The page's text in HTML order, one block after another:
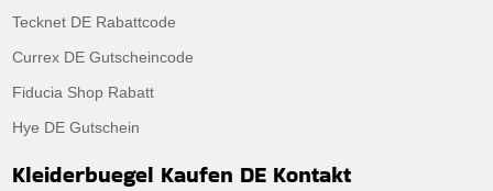
Tecknet DE Rabattcode
Currex DE Gutscheincode
Fiducia Shop Rabatt
Hye DE Gutschein
Kleiderbuegel Kaufen DE Kontakt